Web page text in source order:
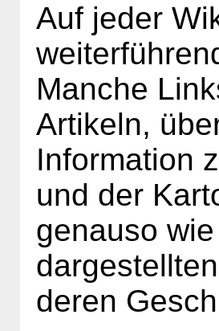
Auf jeder
Manche
Artikeln,
Information
und der
genauso
deren